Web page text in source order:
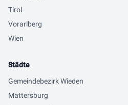
Tirol
Vorarlberg
Wien
Städte
Gemeindebezirk Wieden
Mattersburg